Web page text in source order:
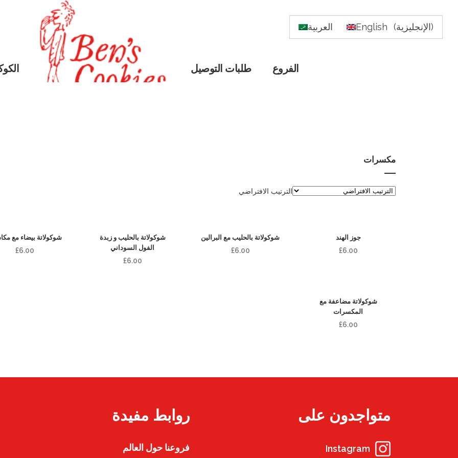
العربية English (الإنجليزية)
الفروع طلبات التوصيل
مكسرات
الترتيب الافتراضي
جوز الهند
£6.00
شوكولاتة بالحليب مع البرالين
£6.00
شوكولاتة بالحليب و زبدة
الفول السوداني
£6.00
شوكولاتة بيضاء مع
£6.00
شوكولاتة مضاعفة مع
المكسرات
£6.00
روابط مفيدة
فروعنا حول العالم
متواجدون على
Instagram